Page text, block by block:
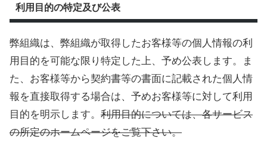
利用目的の特定及び公表
弊組織は、弊組織が取得したお客様等の個人情報の利
用目的を可能な限り特定した上、予め公表します。ま
た、お客様等から契約書等の書面に記載された個人情
報を直接取得する場合は、予めお客様等に対して利用
目的を明示します。 利用目的については、各サービス
の所定のホームページをご覧下さい。